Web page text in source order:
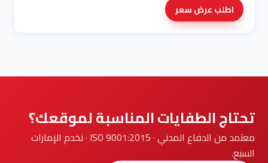
اطلب عرض سعر
تحتاج الطفايات المناسبة لموقعك؟
معتمد من الدفاع المدني · ISO 9001:2015 · نخدم الإمارات
السبع.